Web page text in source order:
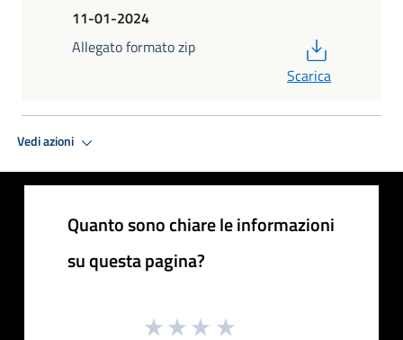
11-01-2024
Allegato formato zip
Scarica
Vedi azioni
Quanto sono chiare le informazioni
su questa pagina?